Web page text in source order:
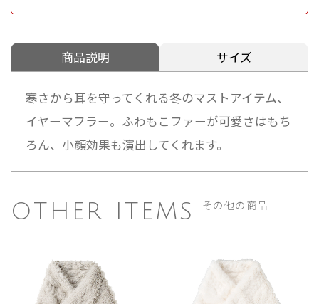
商品説明 サイズ
寒さから耳を守ってくれる冬のマストアイテム、
イヤーマフラー。ふわもこファーが可愛さはもち
ろん、小顔効果も演出してくれます。
OTHER ITEMS その他の商品